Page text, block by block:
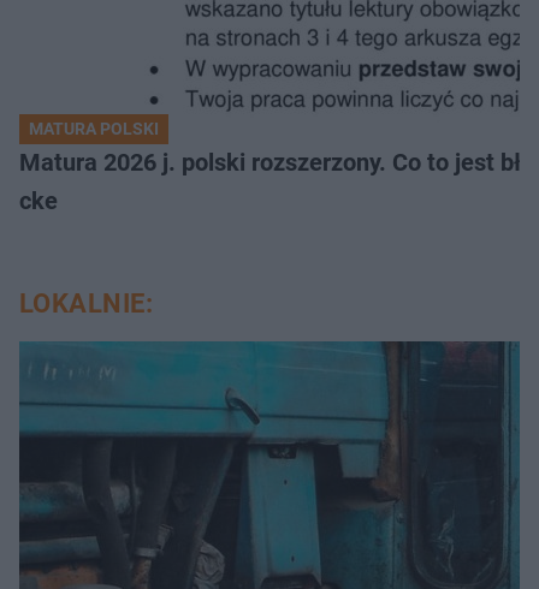
MATURA POLSKI
Matura 2026 j. polski rozszerzony. Co to jest
cke
LOKALNIE: